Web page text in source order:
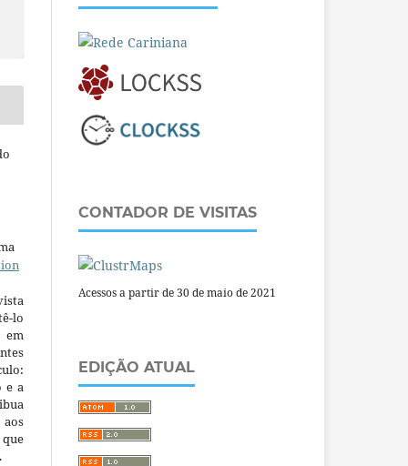
lo
em
e a
CONTADOR DE VISITAS
Acessos a partir de 30 de maio de 2021
EDIÇÃO ATUAL